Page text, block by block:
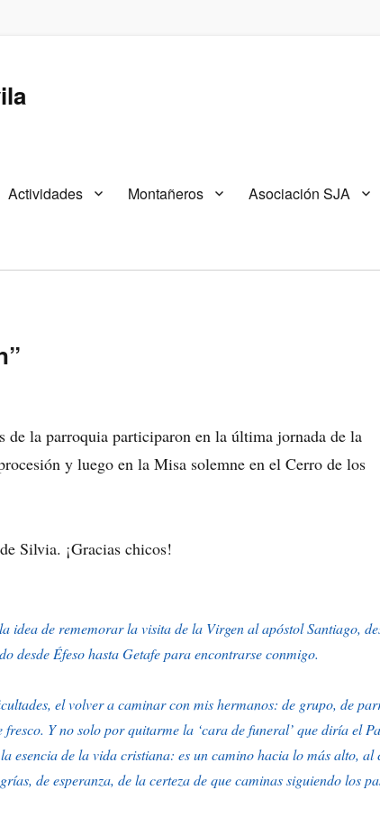
Actividades Montañeros Asociación SJA
de la parroquia participaron en la última jornada de la
y luego en la Misa solemne en el Cerro de los
Silvia. ¡Gracias chicos!
idea de rememorar la visita de la Virgen al apóstol Santiago,
desde Éfeso hasta Getafe para encontrarse conmigo.
el volver a caminar con mis hermanos: de grupo, de
Y no solo por quitarme la ‘cara de funeral’ que diría el
esencia de la vida cristiana: es un camino hacia lo más alto, al
de esperanza, de la certeza de que caminas siguiendo los